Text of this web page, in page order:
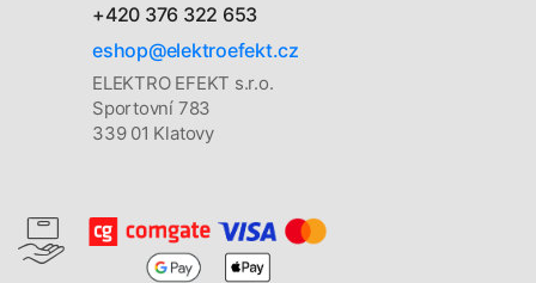
+420 376 322 653
eshop@elektroefekt.cz
ELEKTRO EFEKT s.r.o.
Sportovní 783
339 01 Klatovy